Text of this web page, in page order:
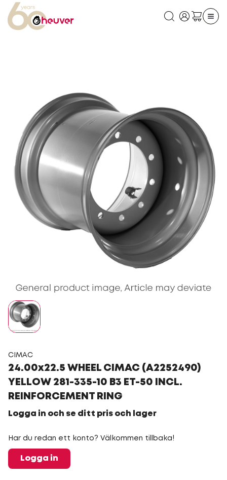
CIMAC
24.00x22.5 WHEEL CIMAC (A2252490)
YELLOW 281-335-10 B3 ET-50 INCL.
REINFORCEMENT RING
Logga in och se ditt pris och lager
Har du redan ett konto? Välkommen tillbaka!
Logga in